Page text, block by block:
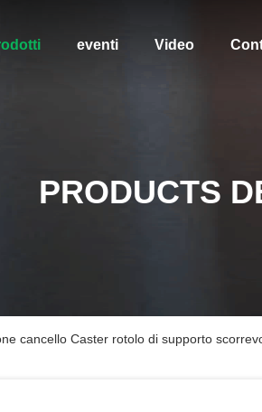
eventi Video
PRODUCTS
cancello Caster rotolo di supporto